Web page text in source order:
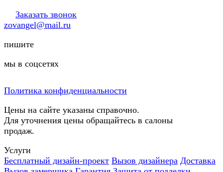
Заказать звонок
zovangel@mail.ru
пишите
мы в соцсетях
Политика конфиденциальности
Цены на сайте указаны справочно.
Для уточнения цены обращайтесь в салоны
продаж.
Услуги
Бесплатный дизайн-проект Вызов дизайнера Доставка